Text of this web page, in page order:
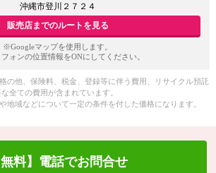
沖縄市登川２７２４
販売店までのルートを見る
※Googleマップを使用します。
フォンの位置情報をONにしてください。
の他、保険料、税金、登録等に伴う費用、リサイクル預託
全ての費用が含まれています。
地域などについて一定の条件を付した価格になります。
無料】電話でお問合せ